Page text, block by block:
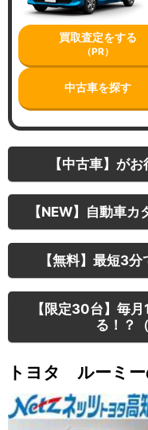
買取査定をする
（PR）
中古車を探す
【中古車】が
【NEW】自動車
【無料】最短3
【限定30台】毎
る！？
トヨタ ルーミー